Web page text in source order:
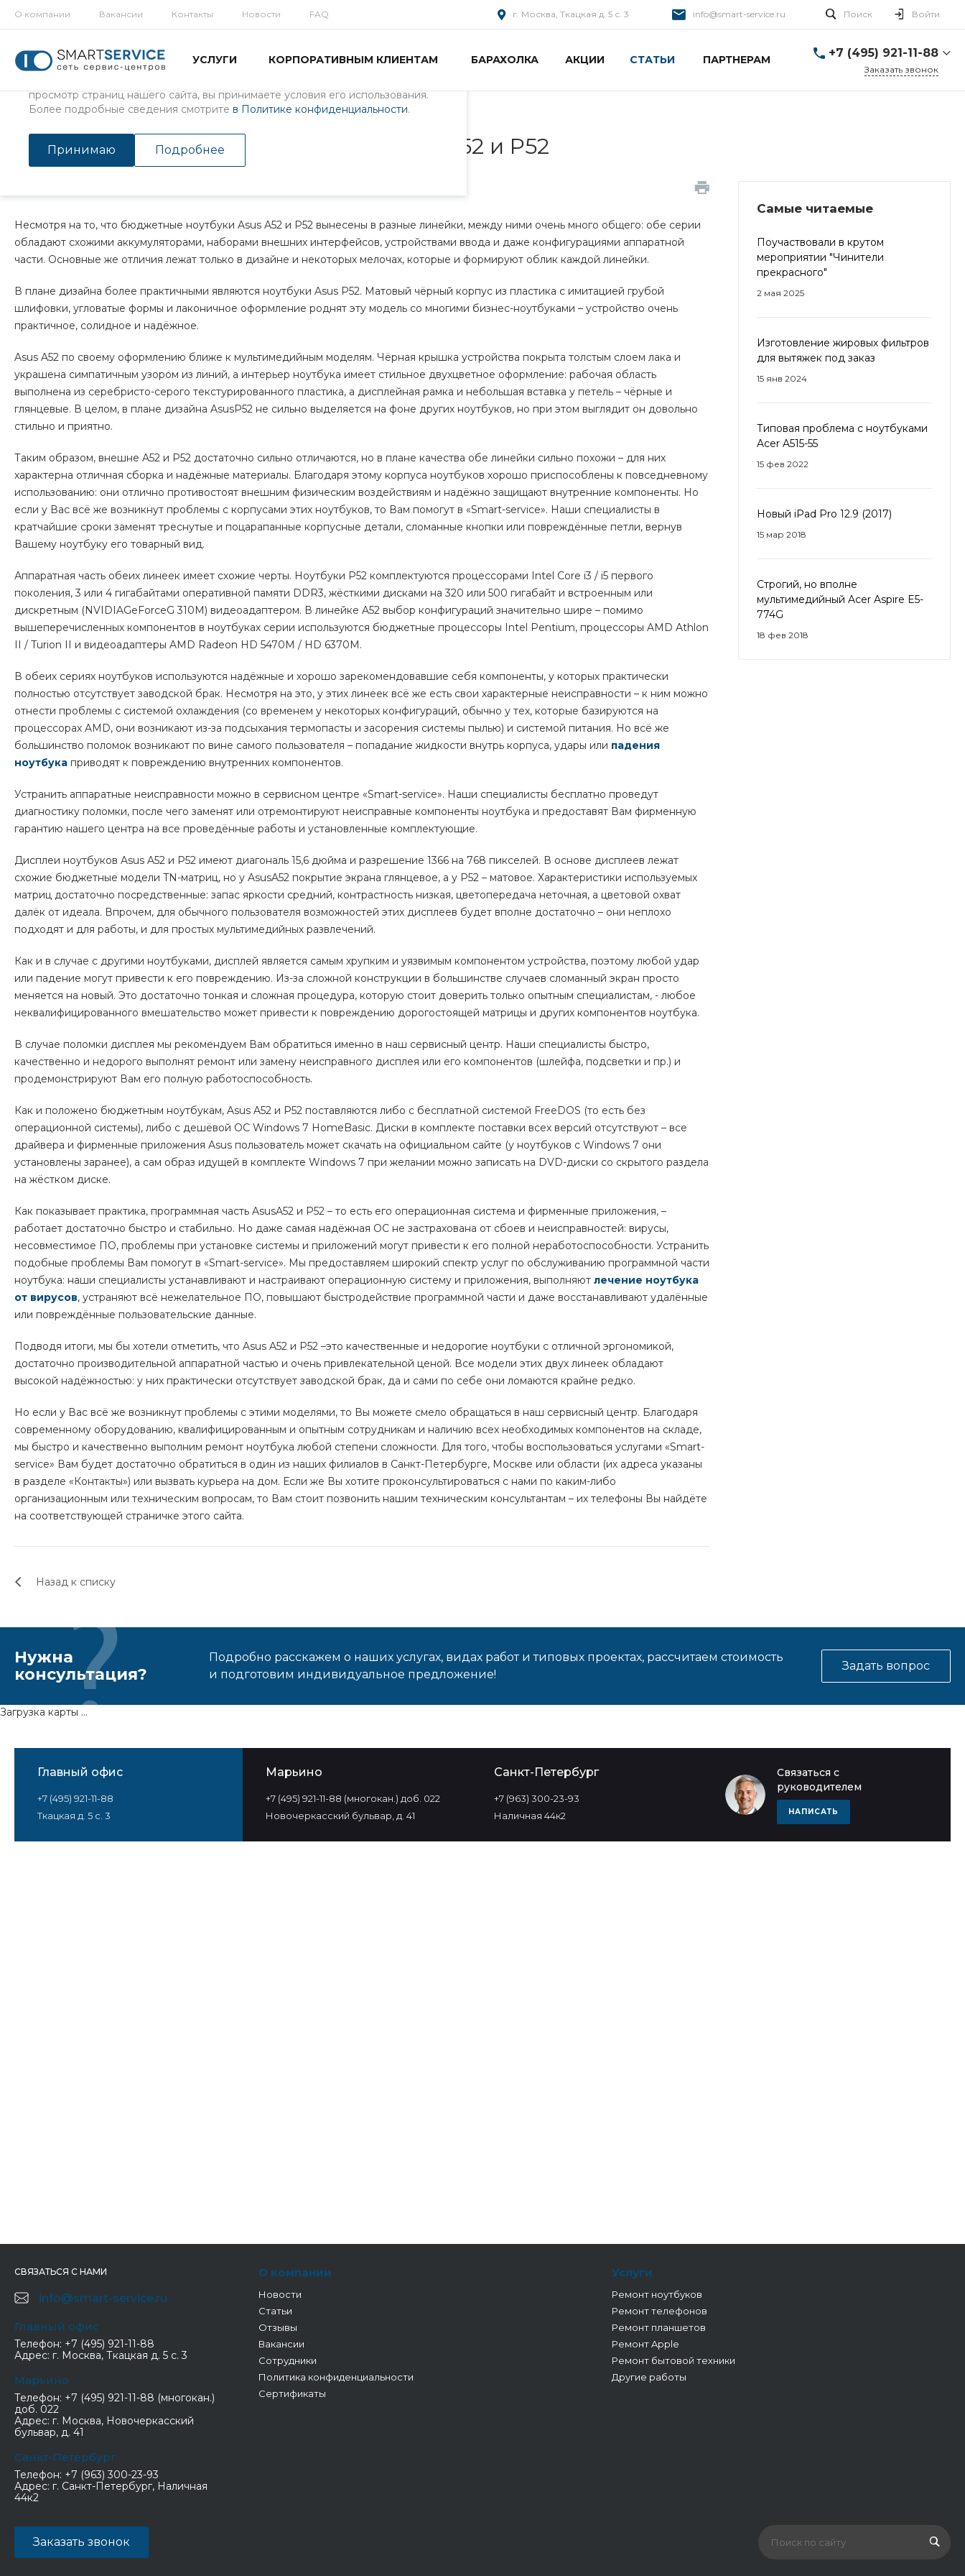
Мы используем файлы cookie, разработанные нашими специалистами и
просмотр страниц нашего сайта, вы принимаете условия его использования.
Более подробные сведения смотрите в Политике конфиденциальности.
Принимаю Подробнее
О компании Вакансии Контакты Новости FAQ г. Москва, Ткацкая д. 5 с. 3 info@smart-service.ru Поиск Войти
УСЛУГИ КОРПОРАТИВНЫМ КЛИЕНТАМ БАРАХОЛКА АКЦИИ СТАТЬИ ПАРТНЕРАМ
+7 (495) 921-11-88
Заказать звонок
Отличные линейки ноутбуков от Asus A52 и P52
Самые читаемые
Поучаствовали в крутом
мероприятии "Чинители
прекрасного"
2 мая 2025
Изготовление жировых фильтров
для вытяжек под заказ
15 янв 2024
Типовая проблема с ноутбуками
Acer A515-55
15 фев 2022
Новый iPad Pro 12.9 (2017)
15 мар 2018
Строгий, но вполне
мультимедийный Acer Aspire E5-
774G
18 фев 2018
Несмотря на то, что бюджетные ноутбуки Asus A52 и P52 вынесены в разные линейки, между ними очень много общего: обе серии
обладают схожими аккумуляторами, наборами внешних интерфейсов, устройствами ввода и даже конфигурациями аппаратной
части. Основные же отличия лежат только в дизайне и некоторых мелочах, которые и формируют облик каждой линейки.
В плане дизайна более практичными являются ноутбуки Asus P52. Матовый чёрный корпус из пластика с имитацией грубой
шлифовки, угловатые формы и лаконичное оформление роднят эту модель со многими бизнес-ноутбуками – устройство очень
практичное, солидное и надёжное.
Asus A52 по своему оформлению ближе к мультимедийным моделям. Чёрная крышка устройства покрыта толстым слоем лака и
украшена симпатичным узором из линий, а интерьер ноутбука имеет стильное двухцветное оформление: рабочая область
выполнена из серебристо-серого текстурированного пластика, а дисплейная рамка и небольшая вставка у петель – чёрные и
глянцевые. В целом, в плане дизайна AsusP52 не сильно выделяется на фоне других ноутбуков, но при этом выглядит он довольно
стильно и приятно.
Таким образом, внешне A52 и P52 достаточно сильно отличаются, но в плане качества обе линейки сильно похожи – для них
характерна отличная сборка и надёжные материалы. Благодаря этому корпуса ноутбуков хорошо приспособлены к повседневному
использованию: они отлично противостоят внешним физическим воздействиям и надёжно защищают внутренние компоненты. Но
если у Вас всё же возникнут проблемы с корпусами этих ноутбуков, то Вам помогут в «Smart-service». Наши специалисты в
кратчайшие сроки заменят треснутые и поцарапанные корпусные детали, сломанные кнопки или повреждённые петли, вернув
Вашему ноутбуку его товарный вид.
Аппаратная часть обеих линеек имеет схожие черты. Ноутбуки P52 комплектуются процессорами Intel Core i3 / i5 первого
поколения, 3 или 4 гигабайтами оперативной памяти DDR3, жёсткими дисками на 320 или 500 гигабайт и встроенным или
дискретным (NVIDIAGeForceG 310M) видеоадаптером. В линейке A52 выбор конфигураций значительно шире – помимо
вышеперечисленных компонентов в ноутбуках серии используются бюджетные процессоры Intel Pentium, процессоры AMD Athlon
II / Turion II и видеоадаптеры AMD Radeon HD 5470M / HD 6370M.
В обеих сериях ноутбуков используются надёжные и хорошо зарекомендовавшие себя компоненты, у которых практически
полностью отсутствует заводской брак. Несмотря на это, у этих линеек всё же есть свои характерные неисправности – к ним можно
отнести проблемы с системой охлаждения (со временем у некоторых конфигураций, обычно у тех, которые базируются на
процессорах AMD, они возникают из-за подсыхания термопасты и засорения системы пылью) и системой питания. Но всё же
большинство поломок возникают по вине самого пользователя – попадание жидкости внутрь корпуса, удары или падения
ноутбука приводят к повреждению внутренних компонентов.
Устранить аппаратные неисправности можно в сервисном центре «Smart-service». Наши специалисты бесплатно проведут
диагностику поломки, после чего заменят или отремонтируют неисправные компоненты ноутбука и предоставят Вам фирменную
гарантию нашего центра на все проведённые работы и установленные комплектующие.
Дисплеи ноутбуков Asus A52 и P52 имеют диагональ 15,6 дюйма и разрешение 1366 на 768 пикселей. В основе дисплеев лежат
схожие бюджетные модели TN-матриц, но у AsusA52 покрытие экрана глянцевое, а у P52 – матовое. Характеристики используемых
матриц достаточно посредственные: запас яркости средний, контрастность низкая, цветопередача неточная, а цветовой охват
далёк от идеала. Впрочем, для обычного пользователя возможностей этих дисплеев будет вполне достаточно – они неплохо
подходят и для работы, и для простых мультимедийных развлечений.
Как и в случае с другими ноутбуками, дисплей является самым хрупким и уязвимым компонентом устройства, поэтому любой удар
или падение могут привести к его повреждению. Из-за сложной конструкции в большинстве случаев сломанный экран просто
меняется на новый. Это достаточно тонкая и сложная процедура, которую стоит доверить только опытным специалистам, - любое
неквалифицированного вмешательство может привести к повреждению дорогостоящей матрицы и других компонентов ноутбука.
В случае поломки дисплея мы рекомендуем Вам обратиться именно в наш сервисный центр. Наши специалисты быстро,
качественно и недорого выполнят ремонт или замену неисправного дисплея или его компонентов (шлейфа, подсветки и пр.) и
продемонстрируют Вам его полную работоспособность.
Как и положено бюджетным ноутбукам, Asus A52 и P52 поставляются либо с бесплатной системой FreeDOS (то есть без
операционной системы), либо с дешёвой ОС Windows 7 HomeBasic. Диски в комплекте поставки всех версий отсутствуют – все
драйвера и фирменные приложения Asus пользователь может скачать на официальном сайте (у ноутбуков с Windows 7 они
установлены заранее), а сам образ идущей в комплекте Windows 7 при желании можно записать на DVD-диски со скрытого раздела
на жёстком диске.
Как показывает практика, программная часть AsusA52 и P52 – то есть его операционная система и фирменные приложения, –
работает достаточно быстро и стабильно. Но даже самая надёжная ОС не застрахована от сбоев и неисправностей: вирусы,
несовместимое ПО, проблемы при установке системы и приложений могут привести к его полной неработоспособности. Устранить
подобные проблемы Вам помогут в «Smart-service». Мы предоставляем широкий спектр услуг по обслуживанию программной части
ноутбука: наши специалисты устанавливают и настраивают операционную систему и приложения, выполняют лечение ноутбука
от вирусов, устраняют всё нежелательное ПО, повышают быстродействие программной части и даже восстанавливают удалённые
или повреждённые пользовательские данные.
Подводя итоги, мы бы хотели отметить, что Asus A52 и P52 –это качественные и недорогие ноутбуки с отличной эргономикой,
достаточно производительной аппаратной частью и очень привлекательной ценой. Все модели этих двух линеек обладают
высокой надёжностью: у них практически отсутствует заводской брак, да и сами по себе они ломаются крайне редко.
Но если у Вас всё же возникнут проблемы с этими моделями, то Вы можете смело обращаться в наш сервисный центр. Благодаря
современному оборудованию, квалифицированным и опытным сотрудникам и наличию всех необходимых компонентов на складе,
мы быстро и качественно выполним ремонт ноутбука любой степени сложности. Для того, чтобы воспользоваться услугами «Smart-
service» Вам будет достаточно обратиться в один из наших филиалов в Санкт-Петербурге, Москве или области (их адреса указаны
в разделе «Контакты») или вызвать курьера на дом. Если же Вы хотите проконсультироваться с нами по каким-либо
организационным или техническим вопросам, то Вам стоит позвонить нашим техническим консультантам – их телефоны Вы найдёте
на соответствующей страничке этого сайта.
Назад к списку
Нужна
консультация?
Подробно расскажем о наших услугах, видах работ и типовых проектах, рассчитаем стоимость
и подготовим индивидуальное предложение!
Задать вопрос
Связаться с
руководителем
НАПИСАТЬ
Главный офис
+7 (495) 921-11-88
Ткацкая д. 5 с. 3
Марьино
+7 (495) 921-11-88 (многокан.) доб. 022
Новочеркасский бульвар, д. 41
Санкт-Петербург
+7 (963) 300-23-93
Наличная 44к2
Загрузка карты ...
СВЯЗАТЬСЯ С НАМИ
info@smart-service.ru
Главный офис
Телефон: +7 (495) 921-11-88
Адрес: г. Москва, Ткацкая д. 5 с. 3
Марьино
Телефон: +7 (495) 921-11-88 (многокан.)
доб. 022
Адрес: г. Москва, Новочеркасский
бульвар, д. 41
Санкт-Петербург
Телефон: +7 (963) 300-23-93
Адрес: г. Санкт-Петербург, Наличная
44к2
О компании
Новости
Статьи
Отзывы
Вакансии
Сотрудники
Политика конфиденциальности
Сертификаты
Услуги
Ремонт ноутбуков
Ремонт телефонов
Ремонт планшетов
Ремонт Apple
Ремонт бытовой техники
Другие работы
Заказать звонок